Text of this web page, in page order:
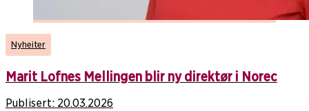
Nyheiter
Marit Lofnes Mellingen blir ny direktør i Norec
Publisert: 20.03.2026